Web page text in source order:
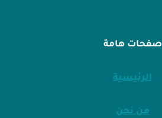
صفحات هامة
الرئيسية
من نحن